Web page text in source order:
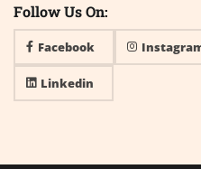
Follow Us On:
Facebook
Linkedin